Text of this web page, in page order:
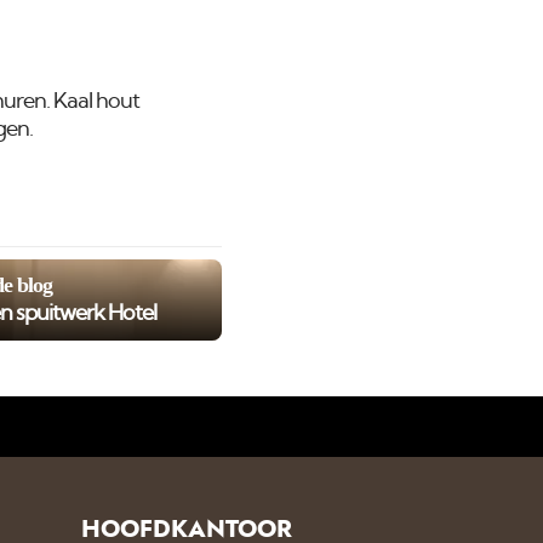
Kaal hout
blog
spuitwerk Hotel
HOOFDKANTOOR